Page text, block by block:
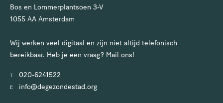
Bos en Lommerplantsoen 3-V
1055 AA Amsterdam
Wij werken veel digitaal en zijn niet altijd telefonisch
bereikbaar. Heb je een vraag? Mail ons!
T 020-6241522
E info@degezondestad.org